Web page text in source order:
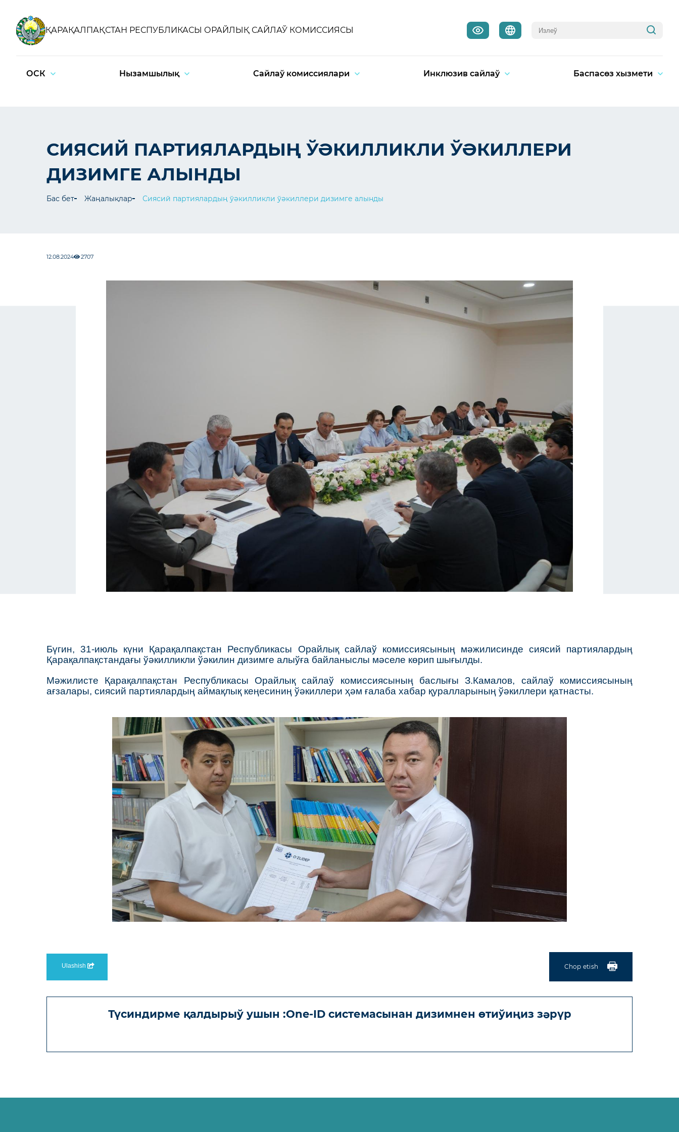
ҚАРАҚАЛПАҚСТАН РЕСПУБЛИКАСЫ ОРАЙЛЫҚ САЙЛАЎ КОМИССИЯСЫ
ОСК Нызамшылық Сайлаў комиссиялари Инклюзив сайлаў Баспасөз хызмети
СИЯСИЙ ПАРТИЯЛАРДЫҢ ЎӘКИЛЛИКЛИ ЎӘКИЛЛЕРИ
ДИЗИМГЕ АЛЫНДЫ
Бас бет Жаңалықлар Сиясий партиялардың ўәкилликли ўәкиллери дизимге алынды
12.08.2024 2707
Бүгин, 31-июль күни Қарақалпақстан Республикасы Орайлық сайлаў комиссиясының мәжилисинде сиясий партиялардың
Қарақалпақстандағы ўәкилликли ўәкилин дизимге алыўға байланыслы мәселе көрип шығылды.
Мәжилисте Қарақалпақстан Республикасы Орайлық сайлаў комиссиясының баслығы З.Камалов, сайлаў комиссиясының
ағзалары, сиясий партиялардың аймақлық кеңесиниң ўәкиллери ҳәм ғалаба хабар қуралларының ўәкиллери қатнасты.
Ulashish Chop etish
Түсиндирме қалдырыў ушын :One-ID системасынан дизимнен өтиўиңиз зəрүр